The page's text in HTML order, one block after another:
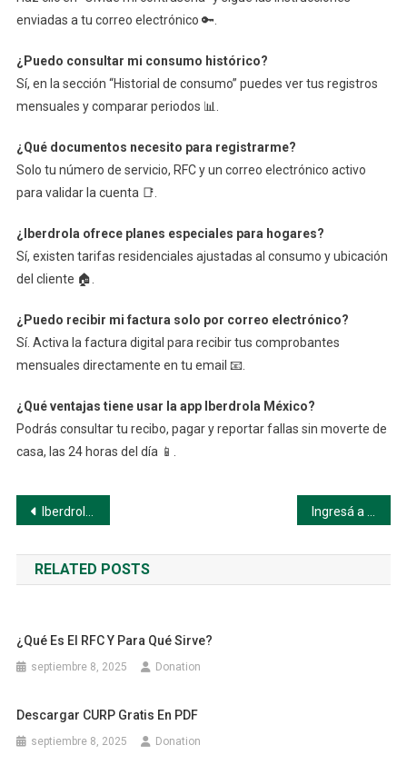
enviadas a tu correo electrónico 🔑.
¿Puedo consultar mi consumo histórico?
Sí, en la sección “Historial de consumo” puedes ver tus registros
mensuales y comparar periodos 📊.
¿Qué documentos necesito para registrarme?
Solo tu número de servicio, RFC y un correo electrónico activo
para validar la cuenta 📑.
¿Iberdrola ofrece planes especiales para hogares?
Sí, existen tarifas residenciales ajustadas al consumo y ubicación
del cliente 🏠.
¿Puedo recibir mi factura solo por correo electrónico?
Sí. Activa la factura digital para recibir tus comprobantes
mensuales directamente en tu email 📧.
¿Qué ventajas tiene usar la app Iberdrola México?
Podrás consultar tu recibo, pagar y reportar fallas sin moverte de
casa, las 24 horas del día 📱.
Navegación
de
entradas
Iberdrola México: Consulta y paga tu recibo fácilmente
RELATED POSTS
¿Qué Es El RFC Y Para Qué Sirve?
septiembre 8, 2025 Donation
Descargar CURP Gratis En PDF
septiembre 8, 2025 Donation